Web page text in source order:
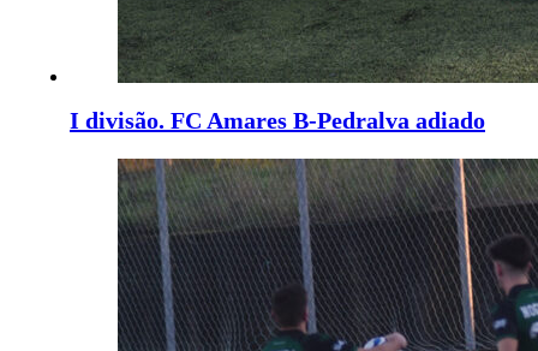
I divisão. FC Amares B-Pedralva adiado